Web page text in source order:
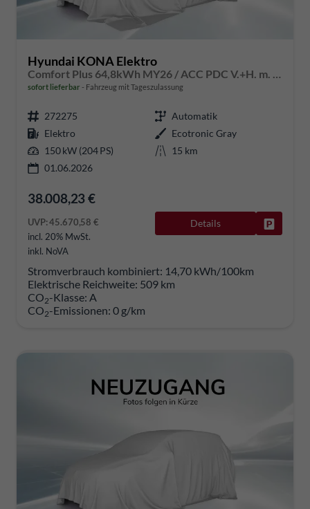
Hyundai KONA Elektro
Comfort Plus 64,8kWh MY26 / ACC PDC V.+H. m. Kamera Keyless Sitz & Lenkr.Heiz./ LED Navi
sofort lieferbar Fahrzeug mit Tageszulassung
272275
Automatik
Elektro
Ecotronic Gray
150 kW (204 PS)
15 km
01.06.2026
38.008,23 €
UVP:45.670,58 €
incl. 20% MwSt.
inkl. NoVA
Details
Stromverbrauch kombiniert: 14,70 kWh/100km
Elektrische Reichweite: 509 km
CO2-Klasse: A
CO2-Emissionen: 0 g/km